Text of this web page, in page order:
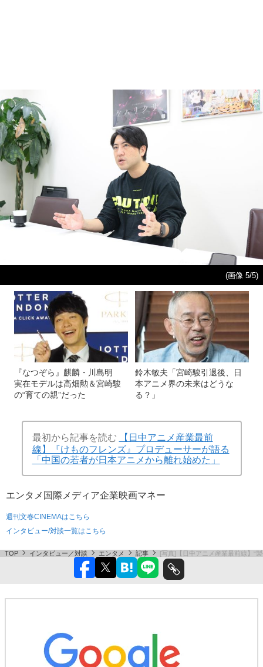
(画像 5/5)
『なつぞら』麒麟・川島明
実在モデルは高畑勲＆宮崎駿
の“育ての親”だった
鈴木敏夫「宮崎駿引退後、日
本アニメ界の未来はどうな
る？」
最初から記事を読む
【日中アニメ産業最前
線】『けものフレンズ』プロデューサーが語る
「中国の若者が日本アニメから離れ始めた」
エンタメ 国際 メディア企業映画マネー
週刊文春CINEMAはこちら
インタビュー/対談一覧はこちら
TOP インタビュー／対談 エンタメ 記事 [写真]【日中アニメ産業最前線】“